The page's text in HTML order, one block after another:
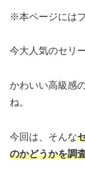
※本ページには
今大人気のセリ
かわいい高級感
ね。
今回は、そんな
のかどうかを調